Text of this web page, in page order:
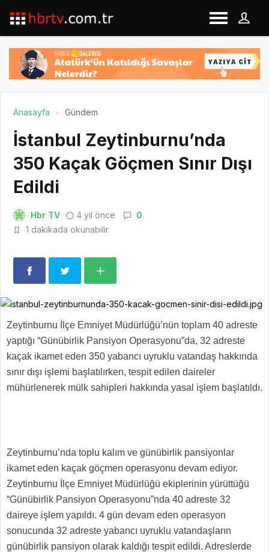
Anasayfa Gündem
İstanbul Zeytinburnu’nda
350 Kaçak Göçmen Sınır Dışı
Edildi
Hbr TV 4 yıl önce
0
1 dakikada okunabilir
Zeytinburnu İlçe Emniyet Müdürlüğü’nün toplam 40 adreste
yaptığı “Günübirlik Pansiyon Operasyonu”da, 32 adreste
kaçak ikamet eden 350 yabancı uyruklu vatandaş hakkında
sınır dışı işlemi başlatılırken, tespit edilen daireler
mühürlenerek mülk sahipleri hakkında yasal işlem başlatıldı.
Zeytinburnu’nda toplu kalım ve günübirlik pansiyonlar
ikamet eden kaçak göçmen operasyonu devam ediyor.
Zeytinburnu İlçe Emniyet Müdürlüğü ekiplerinin yürüttüğü
“Günübirlik Pansiyon Operasyonu”nda 40 adreste 32
daireye işlem yapıldı. 4 gün devam eden operasyon
sonucunda 32 adreste yabancı uyruklu vatandaşların
günübirlik pansiyon olarak kaldığı tespit edildi. Adreslerde